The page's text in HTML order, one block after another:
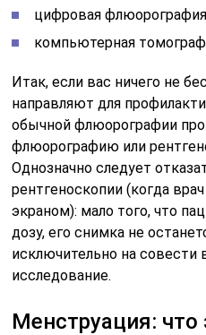
цифровая
компьютерная
Итак, если вас ничего не
направляют для
обычной флюорографии
флюорографию или
Однозначно следует
рентгеноскопии (когда
экраном): мало того, что
дозу, его снимка не
исключительно на совести
исследование.
Менструация: что